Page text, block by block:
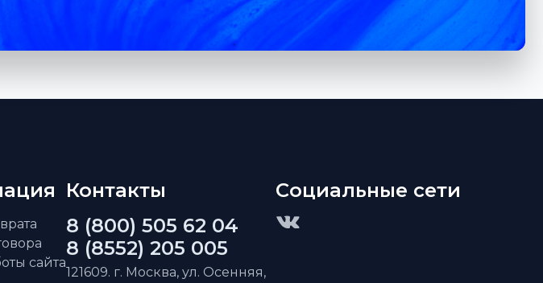
сайта
Контакты
8 (800) 505 62 04
8 (8552) 205 005
121609. г. Москва, ул. Осенняя,
Социальные сети